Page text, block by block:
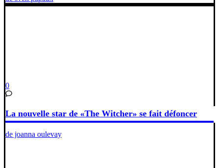
0
La nouvelle star de «The Witcher» se fait défoncer
de joanna oulevay